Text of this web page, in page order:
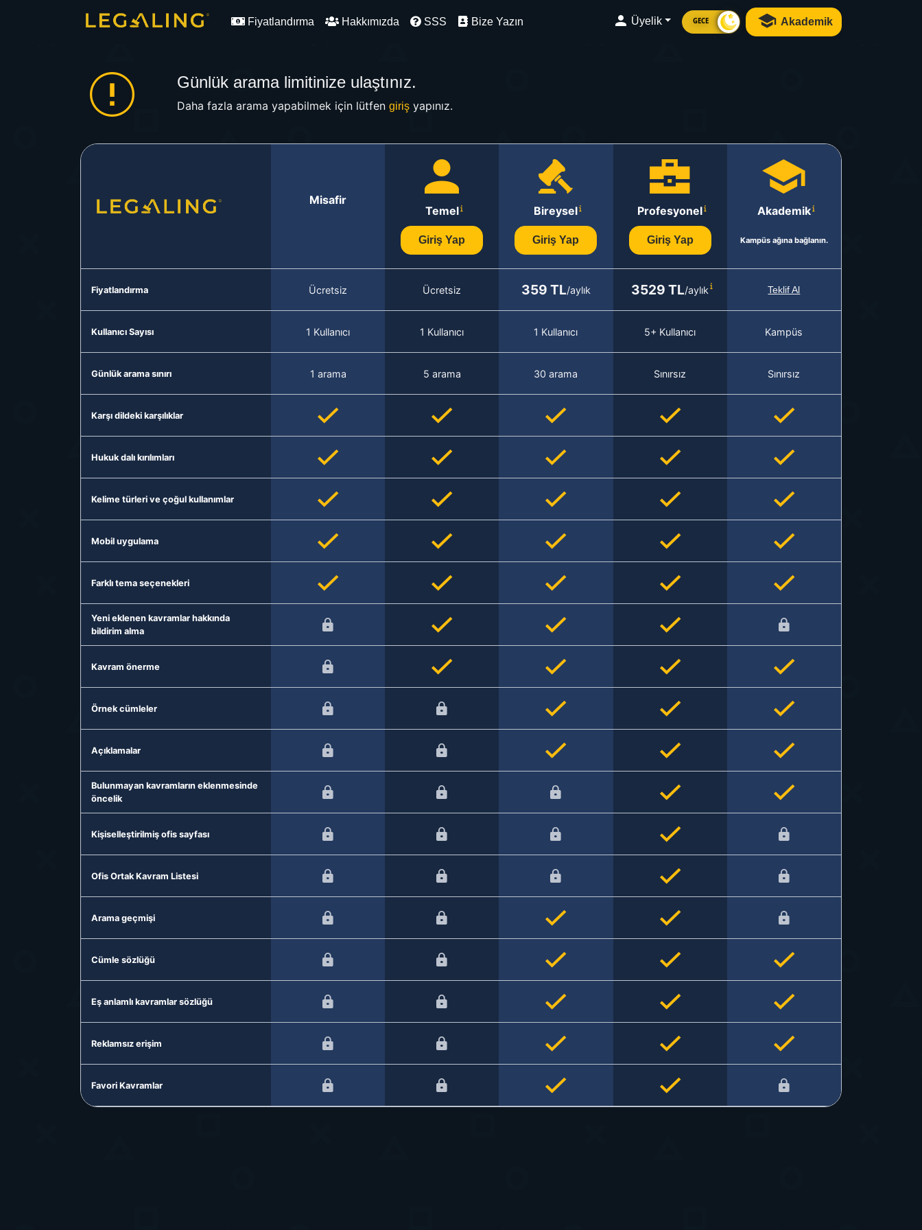
Fiyatlandırma Hakkımızda SSS Bize Yazın Üyelik GECE Akademik
Günlük arama limitinize ulaştınız.
Daha fazla arama yapabilmek için lütfen girişyapınız.
Misafir
Temel
Giriş Yap
Bireysel
Giriş Yap
Profesyonel
Giriş Yap
Akademik
Kampüs ağına bağlanın.
Fiyatlandırma Ücretsiz Ücretsiz 359 TL/aylık 3529 TL/aylık Teklif Al
Kullanıcı Sayısı 1 Kullanıcı 1 Kullanıcı 1 Kullanıcı 5+ Kullanıcı Kampüs
Günlük arama sınırı 1 arama 5 arama 30 arama Sınırsız Sınırsız
Karşı dildeki karşılıklar
Hukuk dalı kırılımları
Kelime türleri ve çoğul kullanımlar
Mobil uygulama
Farklı tema seçenekleri
Yeni eklenen kavramlar hakkında
bildirim alma
Kavram önerme
Örnek cümleler
Açıklamalar
Bulunmayan kavramların eklenmesinde
öncelik
Kişiselleştirilmiş ofis sayfası
Ofis Ortak Kavram Listesi
Arama geçmişi
Cümle sözlüğü
Eş anlamlı kavramlar sözlüğü
Reklamsız erişim
Favori Kavramlar